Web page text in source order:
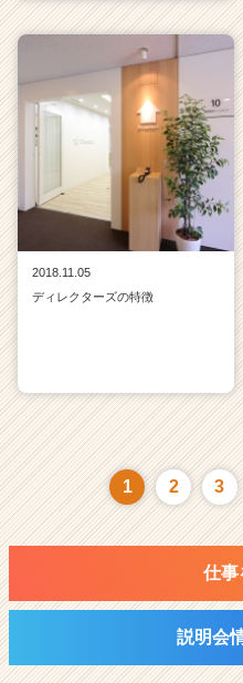
2018.11.05
ディレクターズの特徴
1 2 3
仕事
説明会